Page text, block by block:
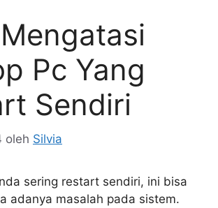
Pc Yang
Sendiri
oleh Silvia
sering restart sendiri, ini bisa
adanya masalah pada sistem.